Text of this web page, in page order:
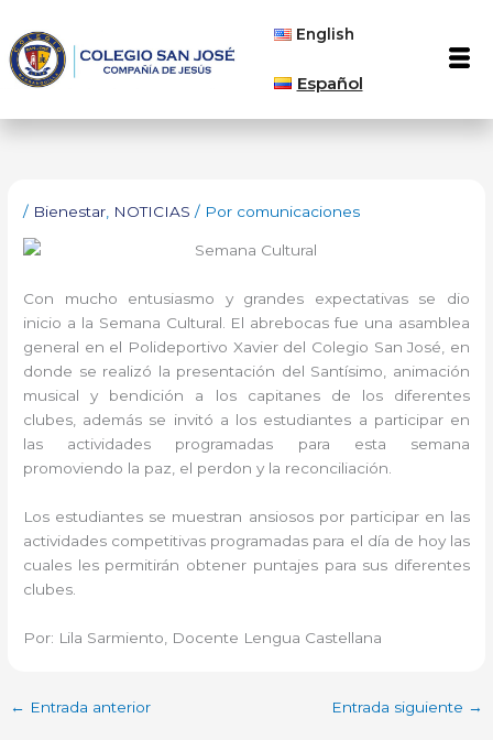
contenido
English
Español
/ Bienestar, NOTICIAS / Por comunicaciones
Con mucho entusiasmo y grandes expectativas se dio
inicio a la Semana Cultural. El abrebocas fue una asamblea
general en el Polideportivo Xavier del Colegio San José, en
donde se realizó la presentación del Santísimo, animación
musical y bendición a los capitanes de los diferentes
clubes, además se invitó a los estudiantes a participar en
las actividades programadas para esta semana
promoviendo la paz, el perdon y la reconciliación.
Los estudiantes se muestran ansiosos por participar en las
actividades competitivas programadas para el día de hoy las
cuales les permitirán obtener puntajes para sus diferentes
clubes.
Por: Lila Sarmiento, Docente Lengua Castellana
← Entrada anterior Entrada siguiente →